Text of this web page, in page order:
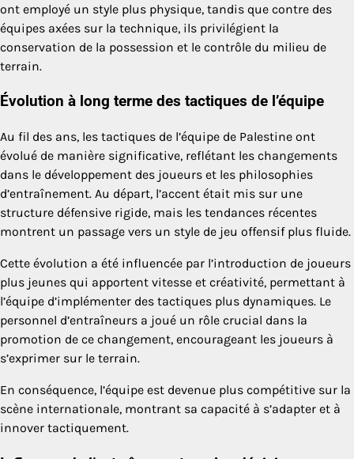
ont employé un style plus physique, tandis que contre des
équipes axées sur la technique, ils privilégient la
conservation de la possession et le contrôle du milieu de
terrain.
Évolution à long terme des tactiques de l’équipe
Au fil des ans, les tactiques de l’équipe de Palestine ont
évolué de manière significative, reflétant les changements
dans le développement des joueurs et les philosophies
d’entraînement. Au départ, l’accent était mis sur une
structure défensive rigide, mais les tendances récentes
montrent un passage vers un style de jeu offensif plus fluide.
Cette évolution a été influencée par l’introduction de joueurs
plus jeunes qui apportent vitesse et créativité, permettant à
l’équipe d’implémenter des tactiques plus dynamiques. Le
personnel d’entraîneurs a joué un rôle crucial dans la
promotion de ce changement, encourageant les joueurs à
s’exprimer sur le terrain.
En conséquence, l’équipe est devenue plus compétitive sur la
scène internationale, montrant sa capacité à s’adapter et à
innover tactiquement.